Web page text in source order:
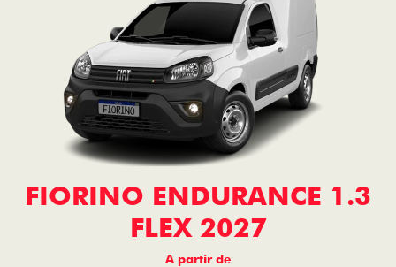
FIORINO ENDURANCE 1.3
FLEX 2027
A partir de